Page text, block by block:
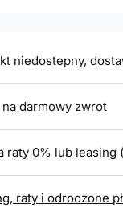
niedostepny,
darmowy zwrot
raty 0% lub leasing (
raty i odroczone